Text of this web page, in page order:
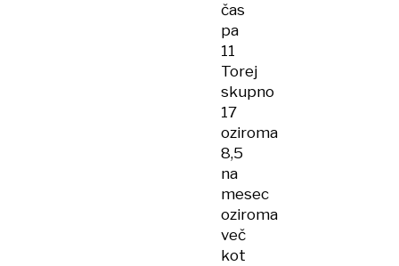
čas
pa
11
Torej
skupno
17
oziroma
8,5
na
mesec
oziroma
več
kot